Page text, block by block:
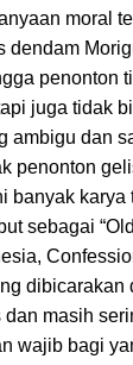
moral
dendam
penonton
juga tidak
ambigu dan
penonton
banyak
sebagai
dibicarakan
dan masih
wajib bagi